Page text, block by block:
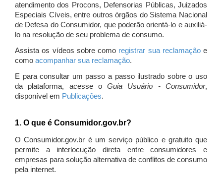
atendimento dos Procons, Defensorias Públicas, Juizados
Especiais Cíveis, entre outros órgãos do Sistema Nacional
de Defesa do Consumidor, que poderão orientá-lo e auxiliá-
lo na resolução de seu problema de consumo.
Assista os vídeos sobre como registrar sua reclamaçãoe
como acompanhar sua reclamação.
E para consultar um passo a passo ilustrado sobre o uso
da plataforma, acesse oGuia Usuário - Consumidor,
disponível em Publicações.
1. O que é Consumidor.gov.br?
O Consumidor.gov.br é um serviço público e gratuito que
permite a interlocução direta entre consumidores e
empresas para solução alternativa de conflitos de consumo
pela internet.